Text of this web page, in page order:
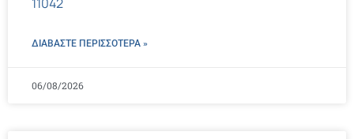
ΔΙΑΒΑΣΤΕ ΠΕΡΙΣΣΌΤΕΡΑ »
06/08/2026